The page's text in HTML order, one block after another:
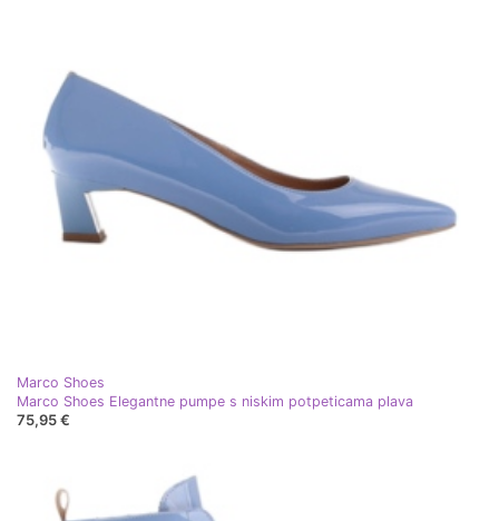
Marco Shoes
Marco Shoes Elegantne pumpe s niskim potpeticama plava
75,95 €